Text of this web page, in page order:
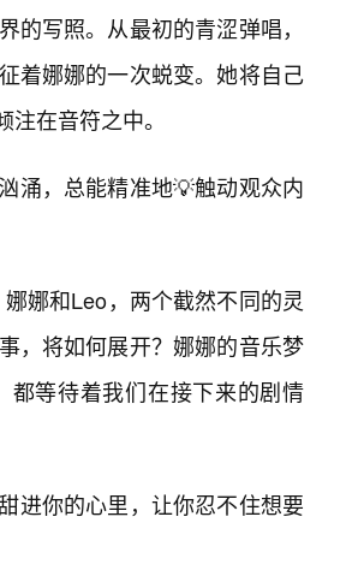
写照。从最初的青涩弹唱，
着娜娜的一次蜕变。她将自己
在音符之中。
涌，总能精准地💡触动观众内
娜和Leo，两个截然不同的灵
，将如何展开？娜娜的音乐梦
等待着我们在接下来的剧情
进你的心里，让你忍不住想要